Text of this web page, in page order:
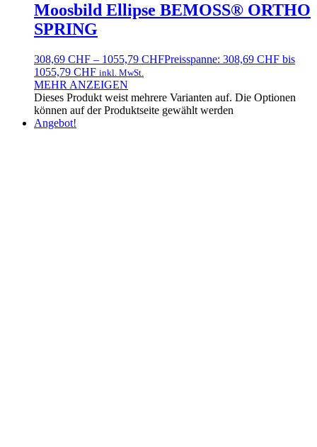
Moosbild Ellipse BEMOSS® ORTHO
SPRING
308,69 CHF – 1055,79 CHFPreisspanne: 308,69 CHF bis
1055,79 CHF inkl. MwSt.
MEHR ANZEIGEN
Dieses Produkt weist mehrere Varianten auf. Die Optionen
können auf der Produktseite gewählt werden
Angebot!